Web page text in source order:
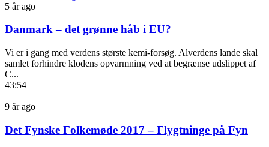
5 år ago
Danmark – det grønne håb i EU?
Vi er i gang med verdens største kemi-forsøg. Alverdens lande skal
samlet forhindre klodens opvarmning ved at begrænse udslippet af
C...
43:54
9 år ago
Det Fynske Folkemøde 2017 – Flygtninge på Fyn